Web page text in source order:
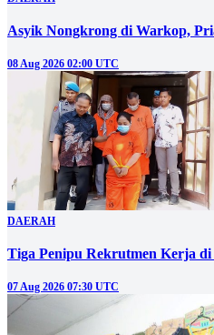
Asyik Nongkrong di Warkop,
08 Aug 2026 02:00 UTC
DAERAH
Tiga Penipu Rekrutmen Kerja
07 Aug 2026 07:30 UTC